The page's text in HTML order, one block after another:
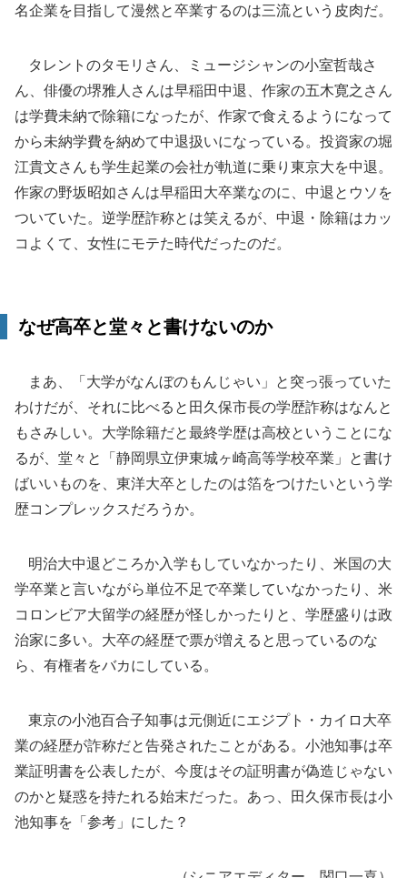
名企業を目指して漫然と卒業するのは三流という皮肉だ。
タレントのタモリさん、ミュージシャンの小室哲哉さ
ん、俳優の堺雅人さんは早稲田中退、作家の五木寛之さん
は学費未納で除籍になったが、作家で食えるようになって
から未納学費を納めて中退扱いになっている。投資家の堀
江貴文さんも学生起業の会社が軌道に乗り東京大を中退。
作家の野坂昭如さんは早稲田大卒業なのに、中退とウソを
ついていた。逆学歴詐称とは笑えるが、中退・除籍はカッ
コよくて、女性にモテた時代だったのだ。
なぜ高卒と堂々と書けないのか
まあ、「大学がなんぼのもんじゃい」と突っ張っていた
わけだが、それに比べると田久保市長の学歴詐称はなんと
もさみしい。大学除籍だと最終学歴は高校ということにな
るが、堂々と「静岡県立伊東城ヶ崎高等学校卒業」と書け
ばいいものを、東洋大卒としたのは箔をつけたいという学
歴コンプレックスだろうか。
明治大中退どころか入学もしていなかったり、米国の大
学卒業と言いながら単位不足で卒業していなかったり、米
コロンビア大留学の経歴が怪しかったりと、学歴盛りは政
治家に多い。大卒の経歴で票が増えると思っているのな
ら、有権者をバカにしている。
東京の小池百合子知事は元側近にエジプト・カイロ大卒
業の経歴が詐称だと告発されたことがある。小池知事は卒
業証明書を公表したが、今度はその証明書が偽造じゃない
のかと疑惑を持たれる始末だった。あっ、田久保市長は小
池知事を「参考」にした？